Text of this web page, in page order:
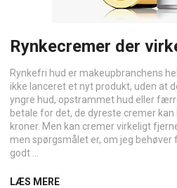
Rynkecremer der
Rynkefri hud er makeupbranchens
ikke lanceret et nyt produkt, uden at
yngre hud, opstrammet hud eller
betale for det, de dyreste cremer
kroner. Men kan cremer virkeligt
men spørgsmålet er, om jeg behøver
godt ...
LÆS MERE